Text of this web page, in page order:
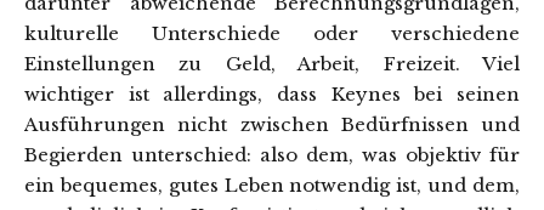
kulturelle Unterschiede oder verschiedene
Einstellungen zu Geld, Arbeit, Freizeit. Viel
wichtiger ist allerdings, dass Keynes bei seinen
Ausführungen nicht zwischen Bedürfnissen und
Begierden unterschied: also dem, was objektiv für
ein bequemes, gutes Leben notwendig ist, und dem,